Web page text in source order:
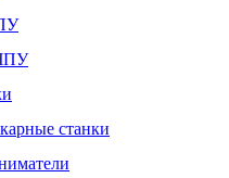
станки